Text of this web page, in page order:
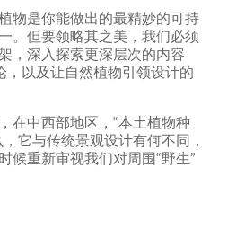
物是你能做出的最精妙的可持
。但要领略其之美，我们必须
，深入探索更深层次的内容
以及让自然植物引领设计的
在中西部地区，“本土植物种
它与传统景观设计有何不同，
候重新审视我们对周围“野生”